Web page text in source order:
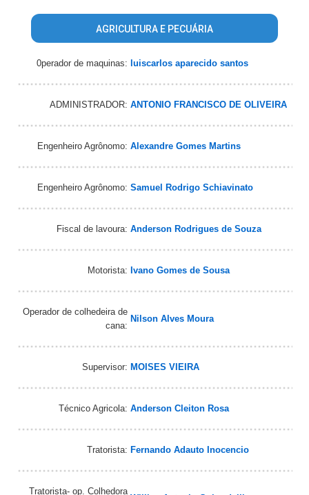
AGRICULTURA E PECUÁRIA
0perador de maquinas: luiscarlos aparecido santos
ADMINISTRADOR: ANTONIO FRANCISCO DE OLIVEIRA
Engenheiro Agrônomo: Alexandre Gomes Martins
Engenheiro Agrônomo: Samuel Rodrigo Schiavinato
Fiscal de lavoura: Anderson Rodrigues de Souza
Motorista: Ivano Gomes de Sousa
Operador de colhedeira de
cana:
Nilson Alves Moura
Supervisor: MOISES VIEIRA
Técnico Agricola: Anderson Cleiton Rosa
Tratorista: Fernando Adauto Inocencio
Tratorista- op. Colhedora